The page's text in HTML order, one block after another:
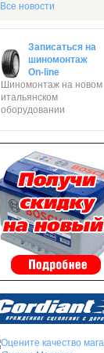
Все новости
Записаться на
шиномонтаж
On-line
Шиномонтаж на новом
итальянском
оборудовании